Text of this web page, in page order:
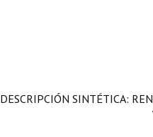
DESCRIPCIÓN SINTÉTICA: